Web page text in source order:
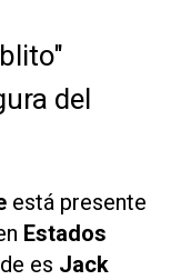
del
está presente
Estados
es Jack